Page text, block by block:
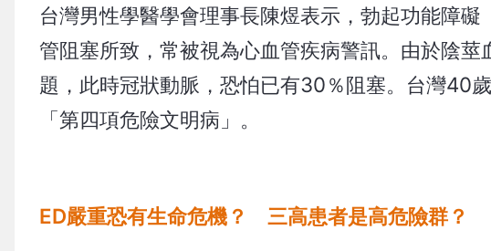
台灣男性學醫學會理事長陳煜表示，勃起功能障
管阻塞所致，常被視為心血管疾病警訊。由於陰
題，此時冠狀動脈，恐怕已有30％阻塞。台灣40
「第四項危險文明病」。
ED嚴重恐有生命危機？ 三高患者是高危險群？